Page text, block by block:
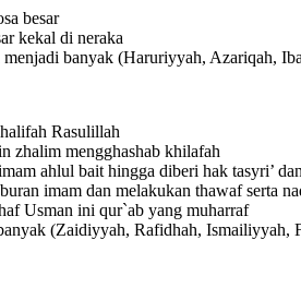
besar
kekal di neraka
banyak (Haruriyyah, Azariqah,
Rasulillah
zhalim mengghashab khilafah
ahlul bait hingga diberi hak tasyri’
imam dan melakukan thawaf serta
Usman ini qur`ab yang muharraf
(Zaidiyyah, Rafidhah, Ismailiyyah,